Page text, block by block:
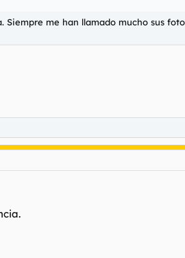
me han llamado mucho sus